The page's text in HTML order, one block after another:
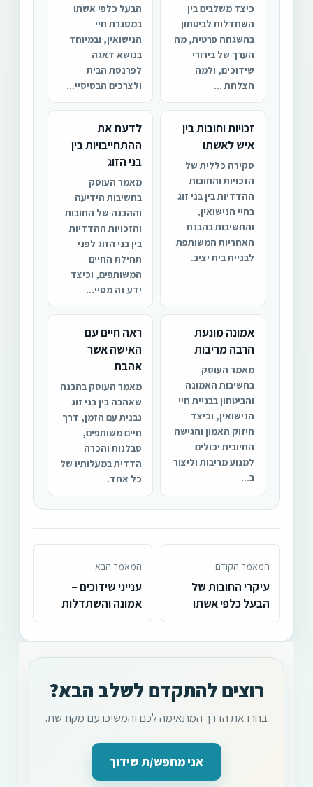
כיצד משלבים בין
השתדלות לביטחון
בהשגחה פרטית, מה
הערך של בירורי
שידוכים, ולמה
הצלחת ...
הבעל כלפי אשתו
במסגרת חיי
הנישואין, ובמיוחד
בנושא דאגה
לפרנסת הבית
ולצרכים הבסיסיי...
זכויות וחובות בין
איש לאשתו
סקירה כללית של
הזכויות והחובות
ההדדיות בין בני זוג
בחיי הנישואין,
והחשיבות בהבנת
האחריות המשותפת
לבניית בית יציב.
לדעת את
ההתחייבויות בין
בני הזוג
מאמר העוסק
בחשיבות הידיעה
וההבנה של החובות
והזכויות ההדדיות
בין בני הזוג לפני
תחילת החיים
המשותפים, וכיצד
ידע זה מסיי...
אמונה מונעת
הרבה מריבות
מאמר העוסק
בחשיבות האמונה
והביטחון בבניית חיי
הנישואין, וכיצד
חיזוק האמון והגישה
החיובית יכולים
למנוע מריבות וליצור
ב...
ראה חיים עם
האישה אשר
אהבת
מאמר העוסק בהבנה
שאהבה בין בני זוג
נבנית עם הזמן, דרך
חיים משותפים,
סבלנות והכרה
הדדית במעלותיו של
כל אחד.
המאמר הקודם
עיקרי החובות של
הבעל כלפי אשתו
המאמר הבא
ענייני שידוכים –
אמונה והשתדלות
רוצים להתקדם לשלב הבא?
בחרו את הדרך המתאימה לכם והמשיכו עם מקודשת.
אני מחפש/ת שידוך